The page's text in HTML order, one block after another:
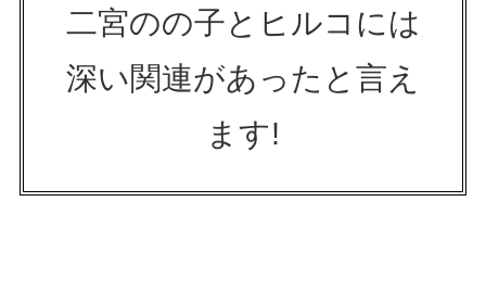
二宮のの子とヒルコには
深い関連があったと言え
ます!